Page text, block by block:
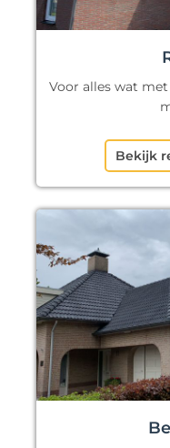
Voor alles wat
Bekijk